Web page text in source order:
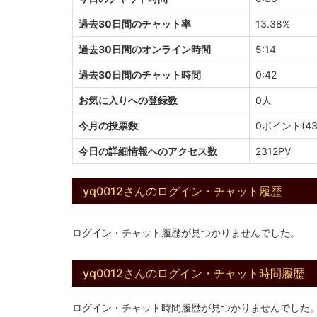
過去30日間のチャット率 13.38%
過去30日間のオンライン時間 5:14
過去30日間のチャット時間 0:42
お気に入りへの登録数 0人
今月の投票数 0ポイント
今日の詳細情報へのアクセス数 2312PV
yq0012さんのログイン・チャット履歴
ログイン・チャット履歴が見つかりませんでした。
yq0012さんのログイン・チャット時間履歴
ログイン・チャット時間履歴が見つかりませんでした